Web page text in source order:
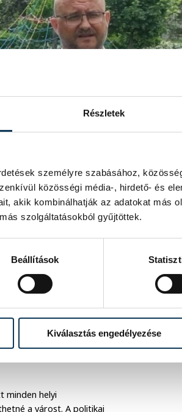
Részletek
személyre szabásához,
közösségi média-, hirdető- és
akik kombinálhatják az adatokat más
szolgáltatásokból gyűjtöttek.
Beállítások
Kiválasztás engedélyezése
sajtótájékoztatón
állítás, miszerint az LMP
minden helyi
a várost. A politikai